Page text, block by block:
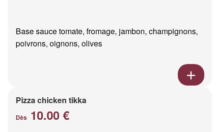
Base sauce tomate, fromage, jambon, champignons,
poivrons, oignons, olives
Pizza chicken tikka
Dès 10.00 €